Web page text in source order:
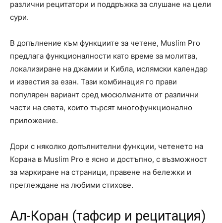
различни рецитатори и поддръжка за слушане на цели
сури.
В допълнение към функциите за четене, Muslim Pro
предлага функционалности като време за молитва,
локализиране на джамии и Кибла, ислямски календар
и известия за езан. Тази комбинация го прави
популярен вариант сред мюсюлманите от различни
части на света, които търсят многофункционално
приложение.
Дори с няколко допълнителни функции, четенето на
Корана в Muslim Pro е ясно и достъпно, с възможност
за маркиране на страници, правене на бележки и
преглеждане на любими стихове.
Ал-Коран (тафсир и рецитация)